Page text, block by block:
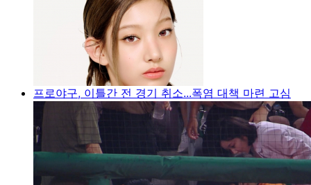
프로야구, 이틀간 전 경기 취소...폭염 대책 마련 고심